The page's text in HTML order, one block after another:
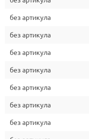
без артикула
без артикула
без артикула
без артикула
без артикула
без артикула
без артикула